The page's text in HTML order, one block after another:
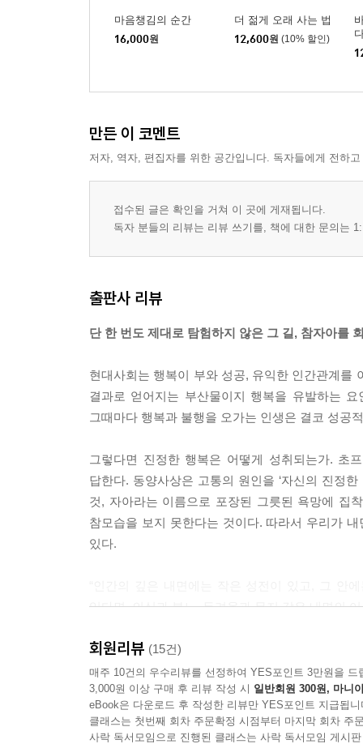
마음챙김의 순간
16,000원
더 젊게 오래 사는 법
12,600원 (10% 할인)
만든 이 코멘트
저자, 역자, 편집자를 위한 공간입니다. 독자들에게 전하
접수된 글은 확인을 거쳐 이 곳에 게재됩니다.
독자 분들의 리뷰는 리뷰 쓰기를, 책에 대한 문의는
출판사 리뷰
단 한 번도 제대로 탐험하지 않은 그 길, 참자아를
현대사회는 행복이 부와 성공, 유익한 인간관계를
결과로 얻어지는 부산물이지 행복을 유발하는
그때마다 행복과 불행을 오가는 인생은 결코 성공
그렇다면 진정한 행복은 어떻게 성취되는가. 초
답한다. 동양사상은 고통의 원인을 ‘자신의 진정
것, 자아라는 이름으로 포장된 그릇된 욕망에 집
참모습을 보지 못한다는 것이다. 따라서 우리가
있다.
있다면, 의심과 분노, 두려움과 무지 같은 내면의
깨달음이라는 말이 다소 낯설고 버겁게 느껴질 수
존재를 하나로 연결하는 고리를 발견하게 된다.
종종 ‘개별성을 버린다’라는 뜻으로 오인되어
사랑은 모닥불처럼 사방을 비춘다. 그 빛은 어느
경지를 설명한다.
회원리뷰 (15건)
매주 10건의 우수리뷰를 선정하여 YES포인트 3만원을 드
3,000원 이상 구매 후 리뷰 작성 시 일반회원 300원, 마니
eBook은 다운로드 후 작성한 리뷰만 YES포인트 지급됩니
클래스는 첫번째 회차 주문확정 시점부터 마지막 회차 주
사락 독서모임으로 진행된 클래스는 사락 독서모임 게시